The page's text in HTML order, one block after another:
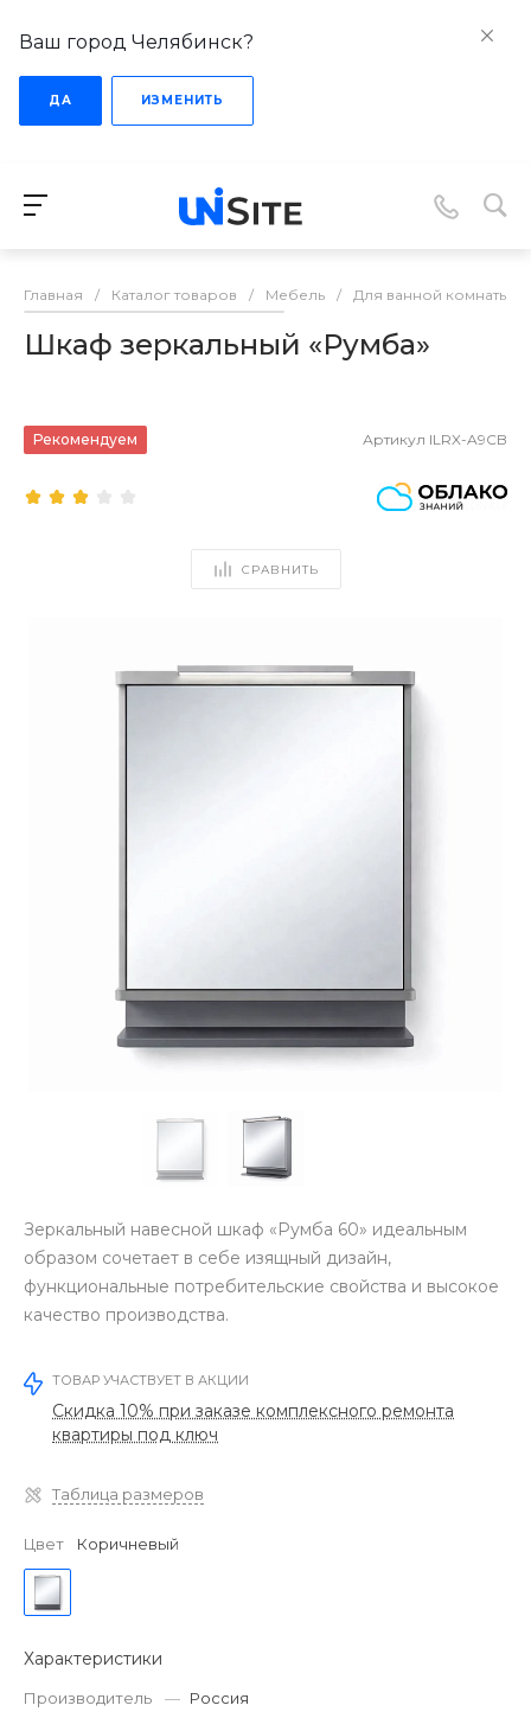
Ваш город Челябинск?
ДА ИЗМЕНИТЬ
Главная / Каталог товаров / Мебель / Для ванной комнаты
Шкаф зеркальный «Румба»
Рекомендуем Артикул ILRX-A9CB
СРАВНИТЬ
Зеркальный навесной шкаф «Румба 60» идеальным
образом сочетает в себе изящный дизайн,
функциональные потребительские свойства и высокое
качество производства.
ТОВАР УЧАСТВУЕТ В АКЦИИ
Скидка 10% при заказе комплексного ремонта
квартиры под ключ
Таблица размеров
Цвет Коричневый
Характеристики
Производитель — Россия